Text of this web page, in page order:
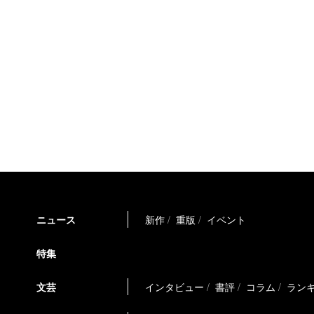
ニュース 新作 重版 イベント
特集
文芸 インタビュー 書評 コラム ラン